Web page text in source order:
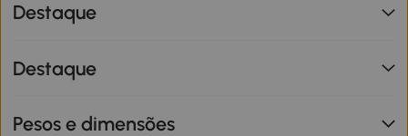
Destaque
Destaque
Pesos e dimensões